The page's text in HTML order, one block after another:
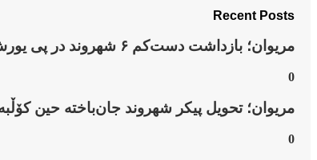
Recent Posts
مریوان؛ بازداشت دست‌کم ۶ شهروند در پی یورش نیروهای امنیتی به روستای “نێ”
0
مریوان؛ تحویل پیکر شهروند جان‌باخته حین
0